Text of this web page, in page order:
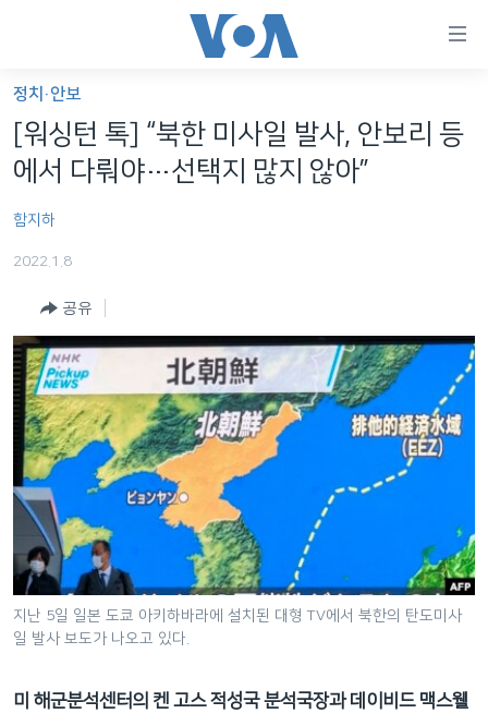
가
능
링
인
츠
로
이
동
게
션
으
이
세계
라디오
프로그램
주파수 안내
언어 선택
정치·안보
[워싱턴 톡] “북한 미사일 발사, 안보리 등
에서 다뤄야…선택지 많지 않아”
함지하
2022.1.8
공유
지난 5일 일본 도쿄 아키하바라에 설치된 대형 TV에서 북한의 탄도미사
일 발사 보도가 나오고 있다.
미 해군분석센터의 켄 고스 적성국 분석국장과 데이비드 맥스웰